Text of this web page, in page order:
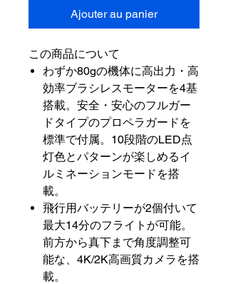
Ajouter au panier
この商品について
わずか80gの機体に高出力・高
効率ブラシレスモーターを4基
搭載。安全・安心のフルガー
ドタイプのプロペラガードを
標準で付属。10段階のLED点
灯色とパターンが楽しめるイ
ルミネーションモードを搭
載。
飛行用バッテリーが2個付いて
最大14分のフライトが可能。
前方から真下まで角度調整可
能な、4K/2K高画質カメラを搭
載。